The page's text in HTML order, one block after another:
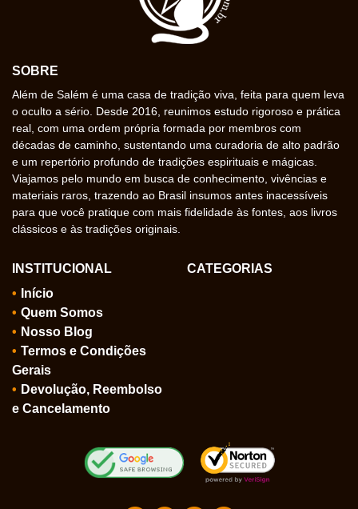
SOBRE
Além de Salém é uma casa de tradição viva, feita para quem leva
o oculto a sério. Desde 2016, reunimos estudo rigoroso e prática
real, com uma ordem própria formada por membros com
décadas de caminho, sustentando uma curadoria de alto padrão
e um repertório profundo de tradições espirituais e mágicas.
Viajamos pelo mundo em busca de conhecimento, vivências e
materiais raros, trazendo ao Brasil insumos antes inacessíveis
para que você pratique com mais fidelidade às fontes, aos livros
clássicos e às tradições originais.
INSTITUCIONAL
Início
Quem Somos
Nosso Blog
Termos e Condições
Gerais
Devolução, Reembolso
e Cancelamento
CATEGORIAS